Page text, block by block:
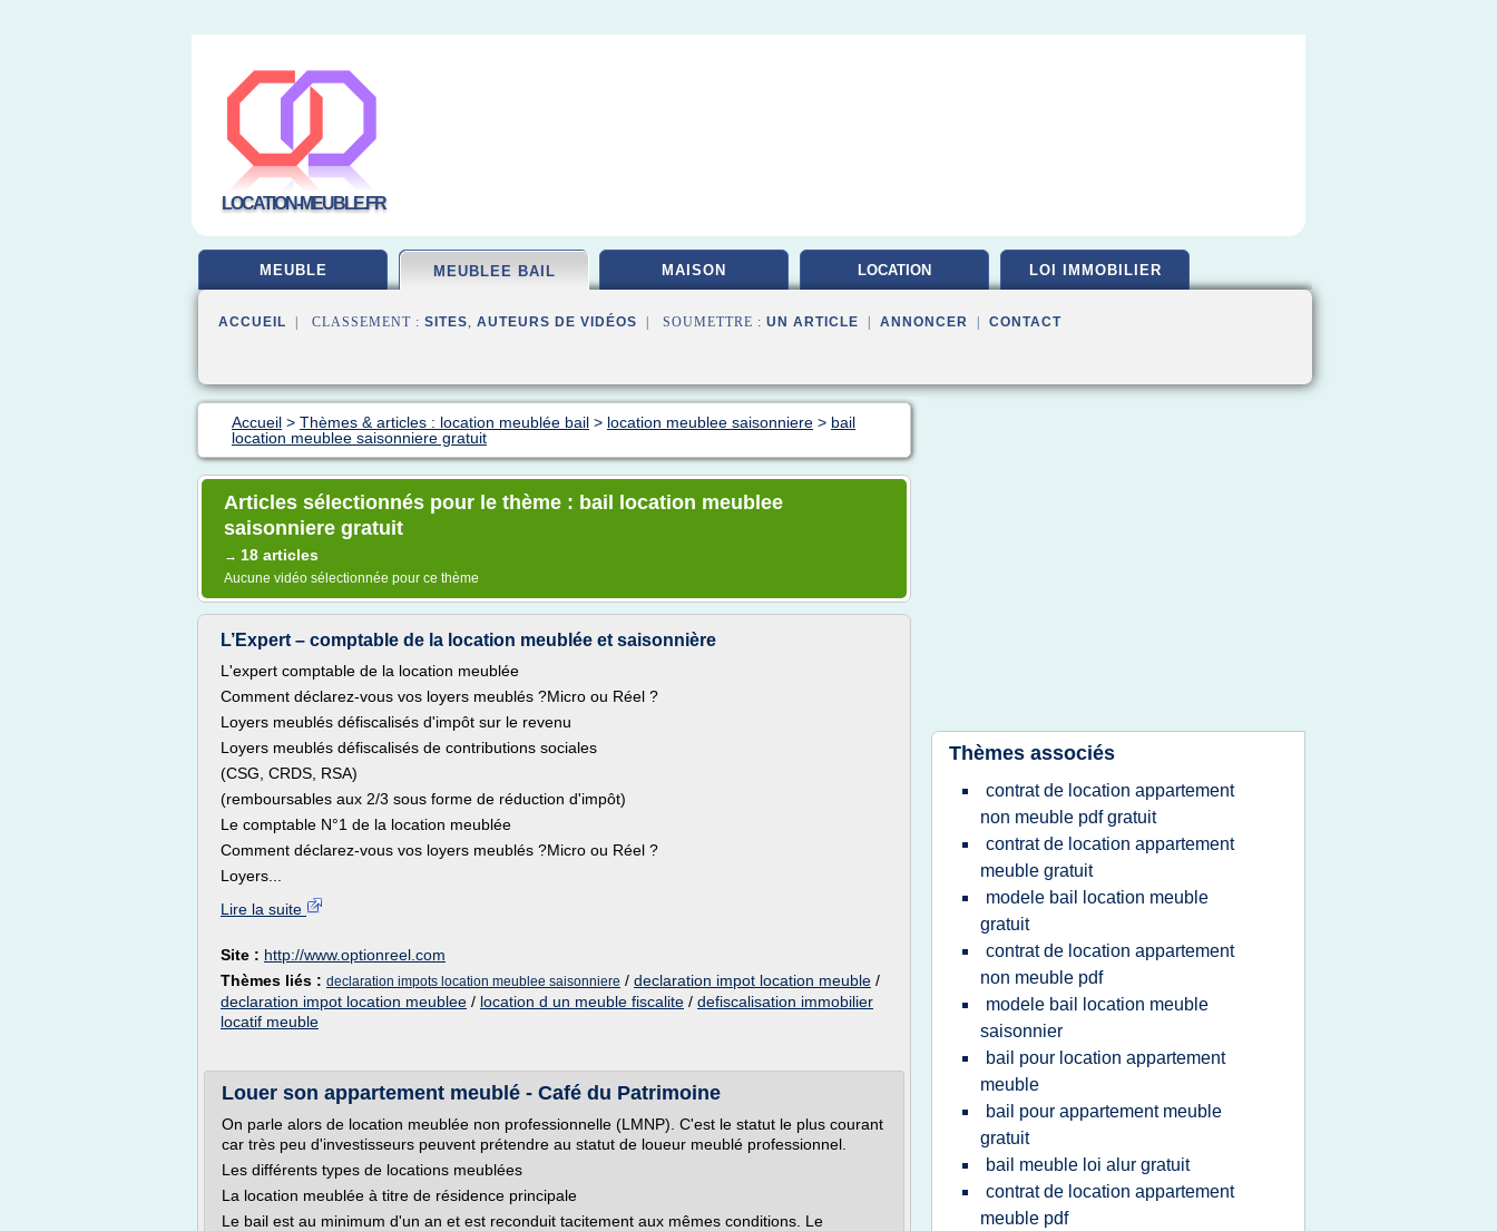
LOCATION-MEUBLE.FR
MEUBLE MEUBLEE BAIL MAISON LOCATION LOI IMMOBILIER
ACCUEIL | CLASSEMENT : SITES, AUTEURS DE VIDÉOS | SOUMETTRE : UN ARTICLE ANNONCER CONTACT
Accueil > Thèmes & articles : location meublée bail > location meublee saisonniere > bail
location meublee saisonniere gratuit
Articles sélectionnés pour le thème : bail location meublee
saisonniere gratuit
→ 18 articles
Aucune vidéo sélectionnée pour ce thème
L’Expert – comptable de la location meublée et saisonnière
L'expert comptable de la location meublée
Comment déclarez-vous vos loyers meublés ?Micro ou Réel ?
Loyers meublés défiscalisés d'impôt sur le revenu
Loyers meublés défiscalisés de contributions sociales
(CSG, CRDS, RSA)
(remboursables aux 2/3 sous forme de réduction d'impôt)
Le comptable N°1 de la location meublée
Comment déclarez-vous vos loyers meublés ?Micro ou Réel ?
Loyers...
Lire la suite
Site : http://www.optionreel.com
Thèmes liés : declaration impots location meublee saisonniere / declaration impot location meuble /
declaration impot location meublee / location d un meuble fiscalite / defiscalisation immobilier
locatif meuble
Louer son appartement meublé - Café du Patrimoine
On parle alors de location meublée non professionnelle (LMNP). C'est le statut le plus courant
car très peu d'investisseurs peuvent prétendre au statut de loueur meublé professionnel.
Les différents types de locations meublées
La location meublée à titre de résidence principale
Le bail est au minimum d'un an et est reconduit tacitement aux mêmes conditions. Le
Thèmes associés
contrat de location appartement
non meuble pdf gratuit
contrat de location appartement
meuble gratuit
modele bail location meuble
gratuit
contrat de location appartement
non meuble pdf
modele bail location meuble
saisonnier
bail pour location appartement
meuble
bail pour appartement meuble
gratuit
bail meuble loi alur gratuit
contrat de location appartement
meuble pdf